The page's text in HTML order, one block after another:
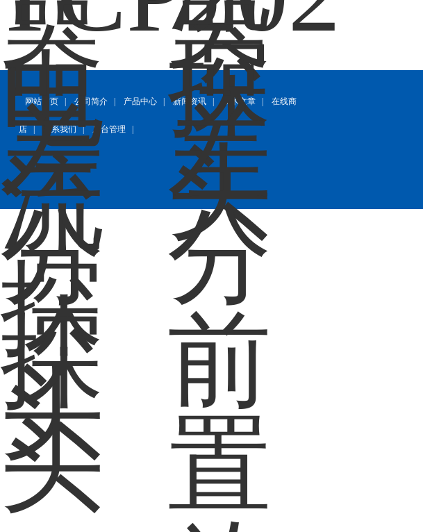
网站首页 公司简介 产品中心 新闻资讯 技术文章 在线商
店 联系我们 | 后台管理